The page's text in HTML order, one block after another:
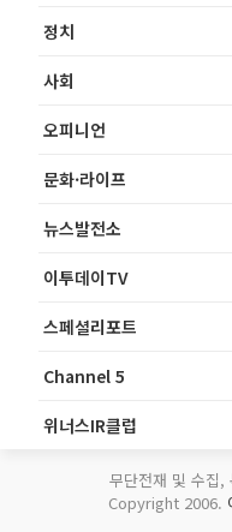
정치
사회
오피니언
문화·라이프
뉴스발전소
이투데이TV
스페셜리포트
Channel 5
위너스IR클럽
무단전재 및 수집,
Copyright 2006.